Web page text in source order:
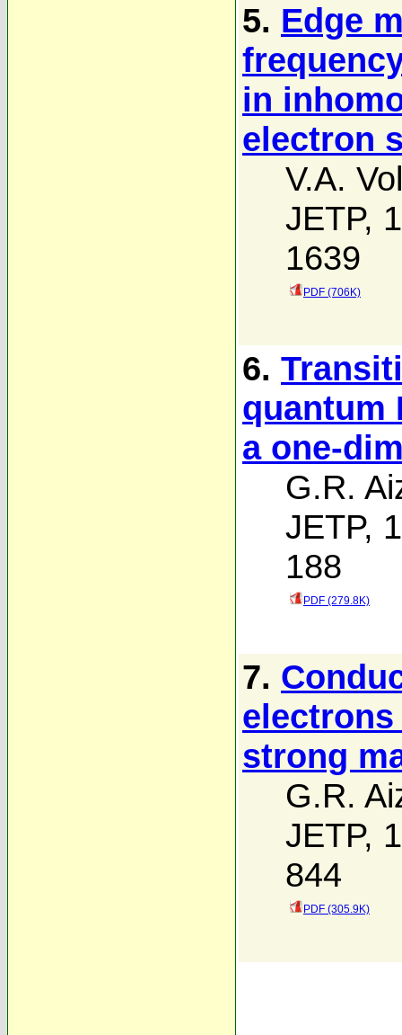
5. Edge
in
electron
V.A.
JETP,
1639
PDF (706K)
6.
quantum
a one-
G.R.
JETP,
188
PDF (279.8K)
7.
strong
G.R.
JETP,
844
PDF (305.9K)